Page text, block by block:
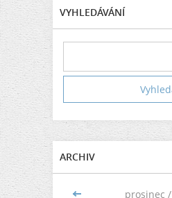
VYHLEDÁVÁNÍ
ARCHIV
<< prosinec /